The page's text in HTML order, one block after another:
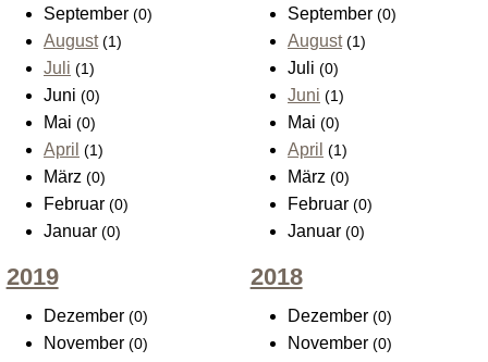
September (0)
August (1)
Juli (1)
Juni (0)
Mai (0)
April (1)
März (0)
Februar (0)
Januar (0)
September(0)
August (1)
Juli(0)
Juni (1)
Mai(0)
April (1)
März(0)
Februar(0)
Januar(0)
2019
Dezember (0)
November (0)
2018
Dezember(0)
November(0)